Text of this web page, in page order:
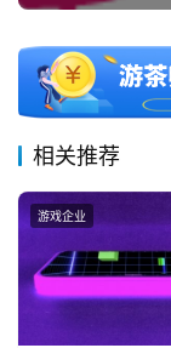
茶
奖
7
月
0
相关推荐
游戏企业